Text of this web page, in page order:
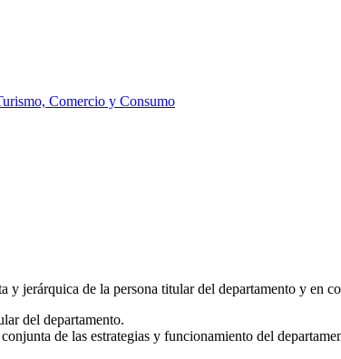
Comercio y Consumo
jerárquica de la persona titular del departamento y en
del departamento.
de las estrategias y funcionamiento del